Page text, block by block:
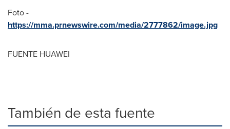
Foto -
https://mma.prnewswire.com/media/2777862/image.jpg
FUENTE HUAWEI
También de esta fuente